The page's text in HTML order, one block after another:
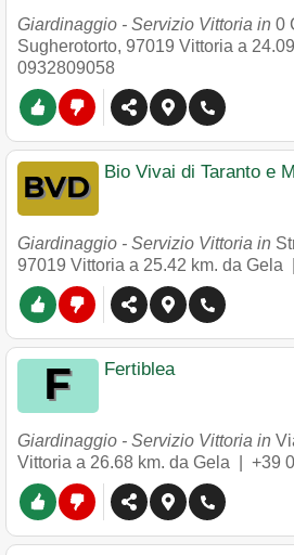
Giardinaggio - Servizio Vittoria in 0
Sugherotorto, 97019 Vittoria a
0932809058
Bio Vivai di Taranto e
Giardinaggio - Servizio Vittoria in
97019 Vittoria a 25.42 km. da Gela
Fertiblea
Giardinaggio - Servizio Vittoria in
Vittoria a 26.68 km. da Gela | +39